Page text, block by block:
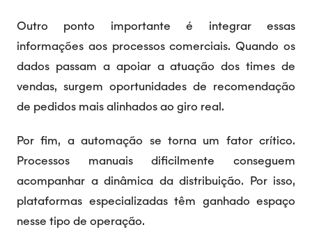
Outro ponto importante é integrar essas
informações aos processos comerciais. Quando os
dados passam a apoiar a atuação dos times de
vendas, surgem oportunidades de recomendação
de pedidos mais alinhados ao giro real.
Por fim, a automação se torna um fator crítico.
Processos manuais dificilmente conseguem
acompanhar a dinâmica da distribuição. Por isso,
plataformas especializadas têm ganhado espaço
nesse tipo de operação.